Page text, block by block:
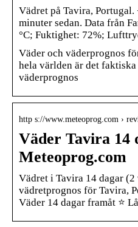
Vädret på Tavira, Portugal.
minuter sedan. Data från
°C; Fuktighet: 72%;
Väder och väderprognos
hela världen är det
väderprognos
http s://www.meteoprog.com ›
Väder Tavira 14
Meteoprog.com
Vädret i Tavira 14 dagar
vädretprognos för Tavira,
Väder 14 dagar framåt ⭐